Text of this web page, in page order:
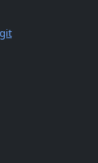
git